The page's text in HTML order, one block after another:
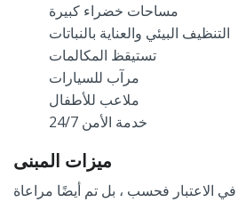
مساحات خضراء كبيرة
التنظيف البيئي والعناية بالنباتات
تستيقظ المكالمات
مرآب للسيارات
ملاعب للأطفال
خدمة الأمن 24/7
ميزات المبنى
في الاعتبار فحسب ، بل تم أيضًا مراعاة